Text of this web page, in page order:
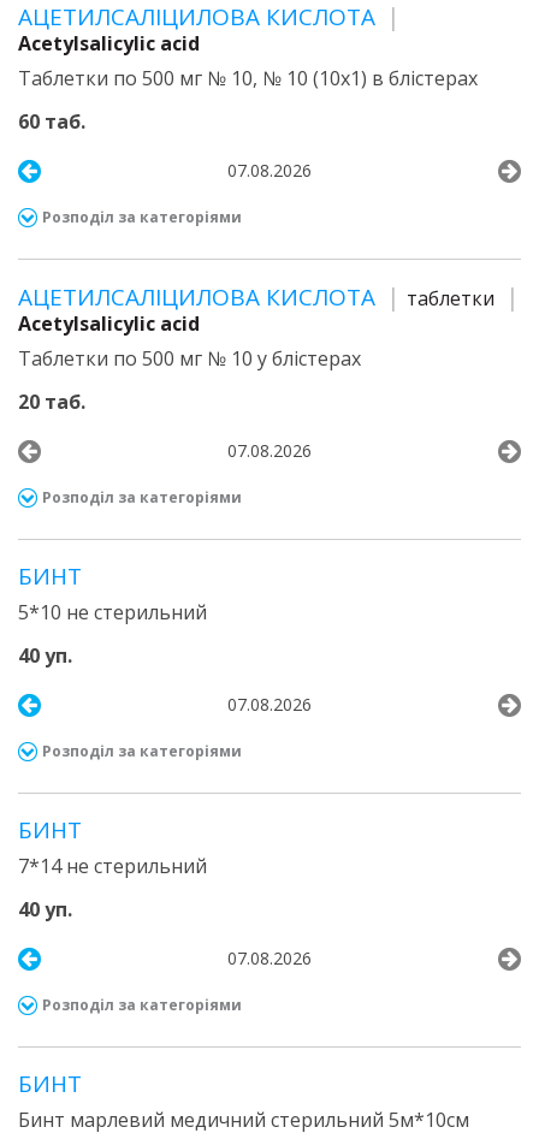
АЦЕТИЛСАЛІЦИЛОВА КИСЛОТА
Acetylsalicylic acid
Таблетки по 500 мг № 10, № 10 (10х1) в блістерах
60 таб.
07.08.2026
Розподіл за категоріями
АЦЕТИЛСАЛІЦИЛОВА КИСЛОТА
таблетки
Acetylsalicylic acid
Таблетки по 500 мг № 10 у блістерах
20 таб.
07.08.2026
Розподіл за категоріями
БИНТ
5*10 не стерильний
40 уп.
07.08.2026
Розподіл за категоріями
БИНТ
7*14 не стерильний
40 уп.
07.08.2026
Розподіл за категоріями
БИНТ
Бинт марлевий медичний стерильний 5м*10см